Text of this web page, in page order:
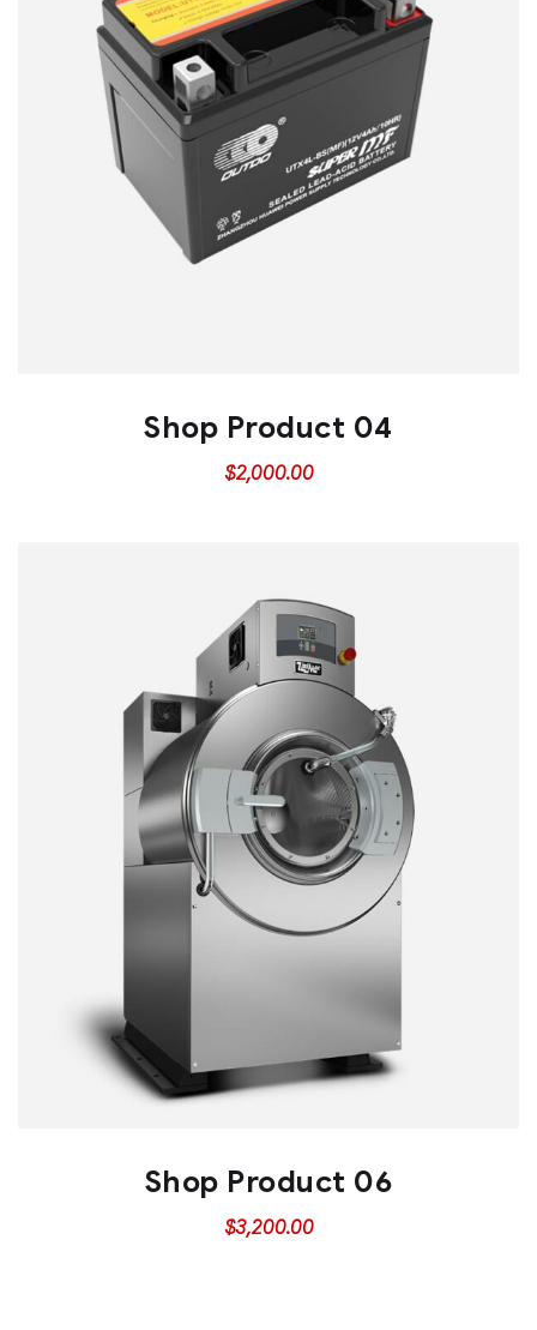
Shop Product 04
$2,000.00
Shop Product 06
$3,200.00